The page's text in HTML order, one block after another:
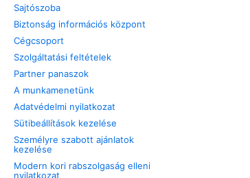
Sajtószoba
Biztonság információs központ
Cégcsoport
Szolgáltatási feltételek
Partner panaszok
A munkamenetünk
Adatvédelmi nyilatkozat
Sütibeállítások kezelése
Személyre szabott ajánlatok
kezelése
Modern kori rabszolgaság elleni
nyilatkozat